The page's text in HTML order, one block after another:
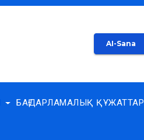
AI-Sana
БАҒДАРЛАМАЛЫҚ ҚҰЖАТТАР